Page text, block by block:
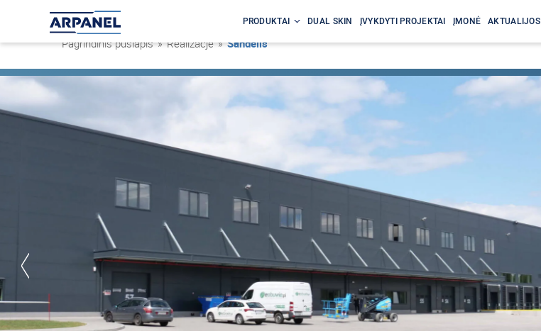
PRODUKTAI DUAL SKIN ĮVYKDYTI PROJEKTAI ĮMONĖ AKTUALIJOS
Pagrindinis puslapis » Realizacje »Sandėlis